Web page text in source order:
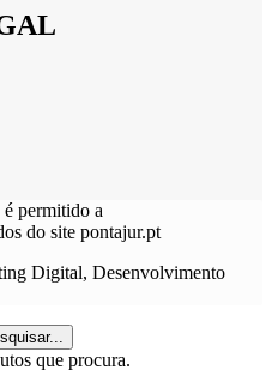
permitido a
do site pontajur.pt
Digital, Desenvolvimento
que procura.